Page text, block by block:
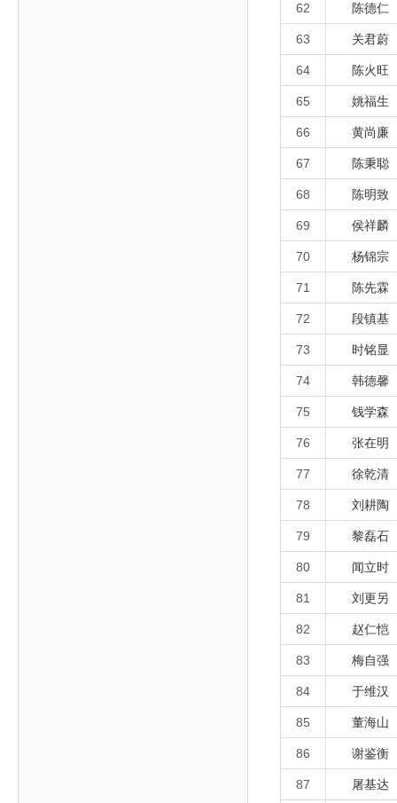
62 陈德仁
63 关君蔚
64 陈火旺
65 姚福生
66 黄尚廉
67 陈秉聪
68 陈明致
69 侯祥麟
70 杨锦宗
71 陈先霖
72 段镇基
73 时铭显
74 韩德馨
75 钱学森
76 张在明
77 徐乾清
78 刘耕陶
79 黎磊石
80 闻立时
81 刘更另
82 赵仁恺
83 梅自强
84 于维汉
85 董海山
86 谢鉴衡
87 屠基达